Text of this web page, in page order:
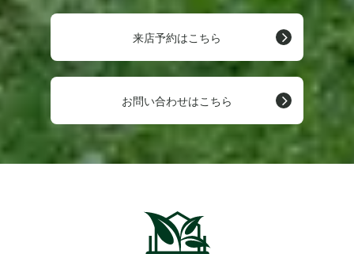
来店予約はこちら
お問い合わせはこちら